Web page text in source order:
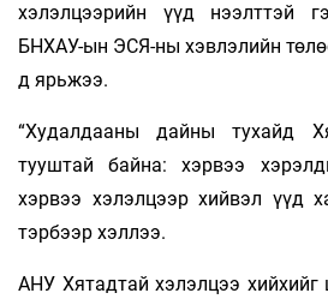
хэлэлцээрийн үүд нээлттэй
БНХАУ-ын ЭСЯ-ны хэвлэлийн
д ярьжээ.
“Худалдааны дайны тухайд
тууштай байна: хэрвээ
хэрвээ хэлэлцээр хийвэл үүд
тэрбээр хэллээ.
АНУ Хятадтай хэлэлцээ